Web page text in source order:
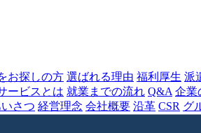
お探しの⽅ 選ばれる理由 福利厚生 派
ービスとは 就業までの流れ Q&A 企業
さつ 経営理念 会社概要 沿⾰ CSR グ